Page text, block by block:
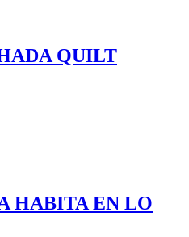
QUILT
HABITA EN LO